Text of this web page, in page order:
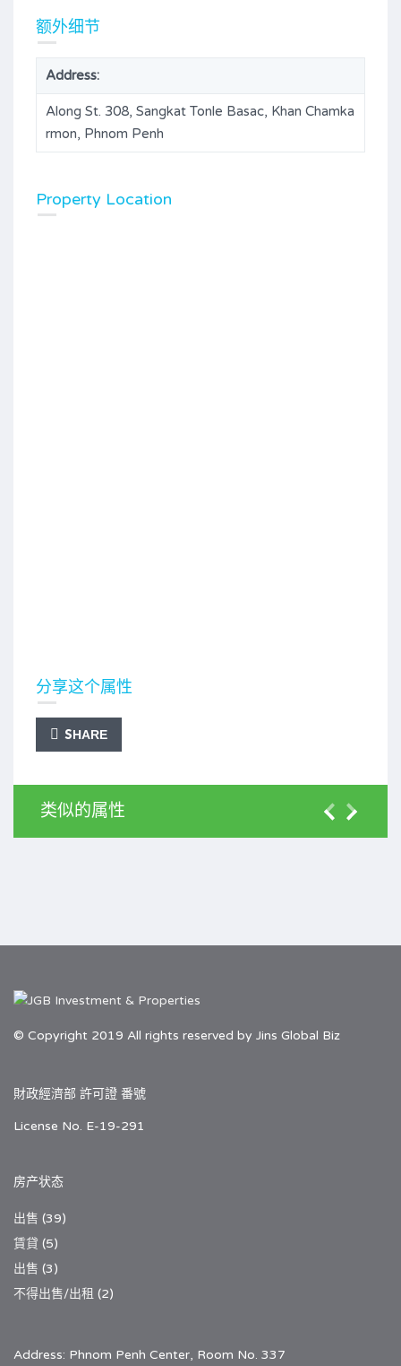
额外细节
Address:
Along St. 308, Sangkat Tonle Basac, Khan Chamka
rmon, Phnom Penh
Property Location
分享这个属性
SHARE
类似的属性
© Copyright 2019 All rights reserved by Jins Global Biz
財政經濟部 許可證 番號
License No. E-19-291
房产状态
出售 (39)
賃貸 (5)
出售 (3)
不得出售/出租 (2)
Address: Phnom Penh Center, Room No. 337